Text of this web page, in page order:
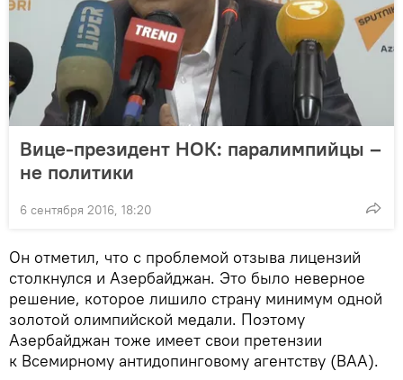
Вице-президент НОК: паралимпийцы –
не политики
6 сентября 2016, 18:20
Он отметил, что с проблемой отзыва лицензий
столкнулся и Азербайджан. Это было неверное
решение, которое лишило страну минимум одной
золотой олимпийской медали. Поэтому
Азербайджан тоже имеет свои претензии
к Всемирному антидопинговому агентству (ВАА).